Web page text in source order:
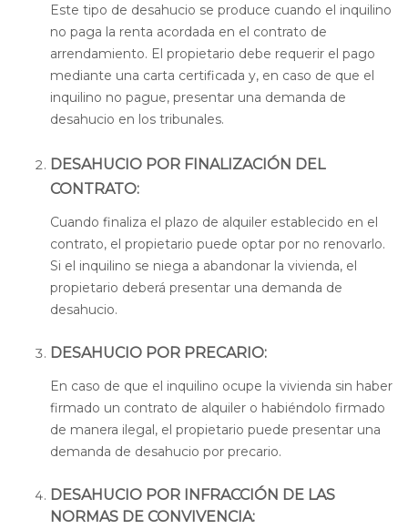
Este tipo de desahucio se produce cuando el inquilino
no paga la renta acordada en el contrato de
arrendamiento. El propietario debe requerir el pago
mediante una carta certificada y, en caso de que el
inquilino no pague, presentar una demanda de
desahucio en los tribunales.
DESAHUCIO POR FINALIZACIÓN DEL
CONTRATO:
Cuando finaliza el plazo de alquiler establecido en el
contrato, el propietario puede optar por no renovarlo.
Si el inquilino se niega a abandonar la vivienda, el
propietario deberá presentar una demanda de
desahucio.
DESAHUCIO POR PRECARIO:
En caso de que el inquilino ocupe la vivienda sin haber
firmado un contrato de alquiler o habiéndolo firmado
de manera ilegal, el propietario puede presentar una
demanda de desahucio por precario.
DESAHUCIO POR INFRACCIÓN DE LAS
NORMAS DE CONVIVENCIA: